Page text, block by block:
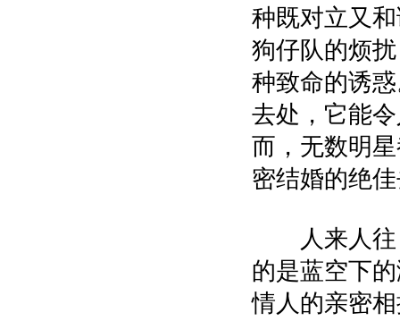
种既对立又
狗仔队的烦
种致命的诱
去处，它能
而，无数明
密结婚的绝
人来人往
的是蓝空下
情人的亲密